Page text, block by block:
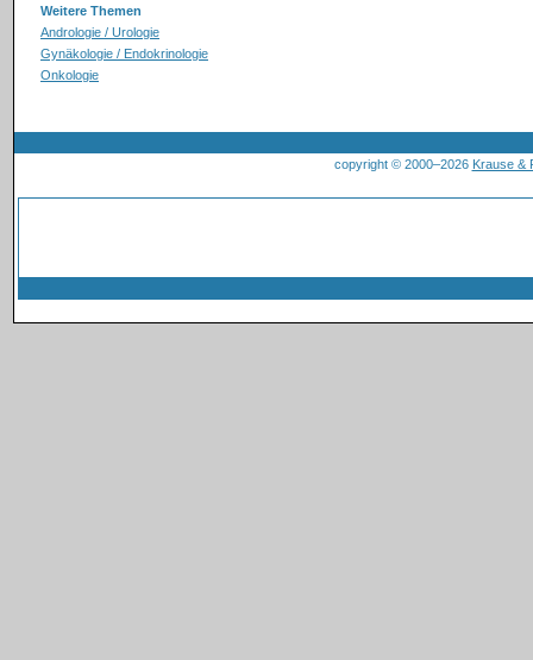
Weitere Themen
Andrologie / Urologie
Gynäkologie / Endokrinologie
Onkologie
copyright © 2000–2026 Krause &